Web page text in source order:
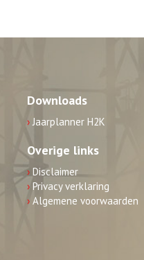
Downloads
› Jaarplanner H2K
Overige links
› Disclaimer
› Privacy verklaring
› Algemene voorwaarden